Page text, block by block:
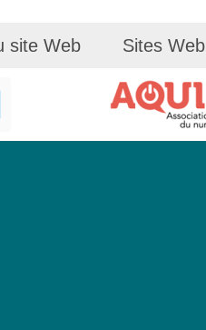
site Web Sites Web